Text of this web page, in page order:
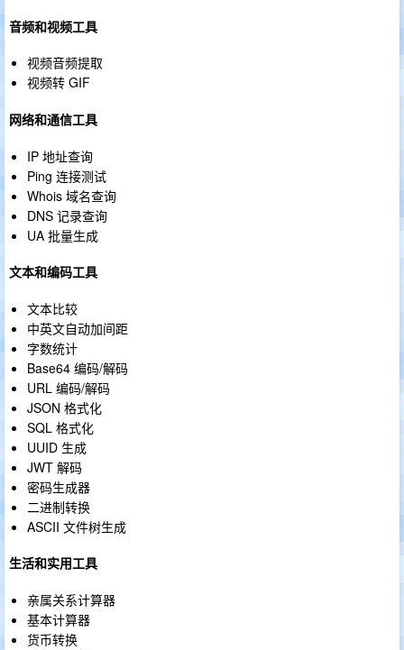
音频和视频工具
视频音频提取
视频转 GIF
网络和通信工具
IP 地址查询
Ping 连接测试
Whois 域名查询
DNS 记录查询
UA 批量生成
文本和编码工具
文本比较
中英文自动加间距
字数统计
Base64 编码/解码
URL 编码/解码
JSON 格式化
SQL 格式化
UUID 生成
JWT 解码
密码生成器
二进制转换
ASCII 文件树生成
生活和实用工具
亲属关系计算器
基本计算器
货币转换